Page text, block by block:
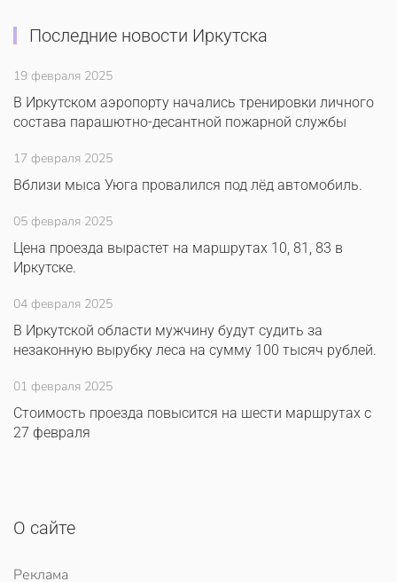
Последние новости Иркутска
19 февраля 2025
В Иркутском аэропорту начались тренировки личного
состава парашютно-десантной пожарной службы
17 февраля 2025
Вблизи мыса Уюга провалился под лёд автомобиль.
05 февраля 2025
Цена проезда вырастет на маршрутах 10, 81, 83 в
Иркутске.
04 февраля 2025
В Иркутской области мужчину будут судить за
незаконную вырубку леса на сумму 100 тысяч рублей.
01 февраля 2025
Стоимость проезда повысится на шести маршрутах с
27 февраля
О сайте
Реклама